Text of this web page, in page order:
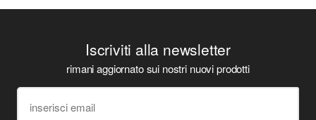
Iscriviti alla newsletter
rimani aggiornato sui nostri nuovi prodotti